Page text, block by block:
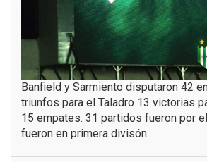
Banfield y Sarmiento disputaron 42
triunfos para el Taladro 13 victorias
15 empates. 31 partidos fueron por
fueron en primera divisón.